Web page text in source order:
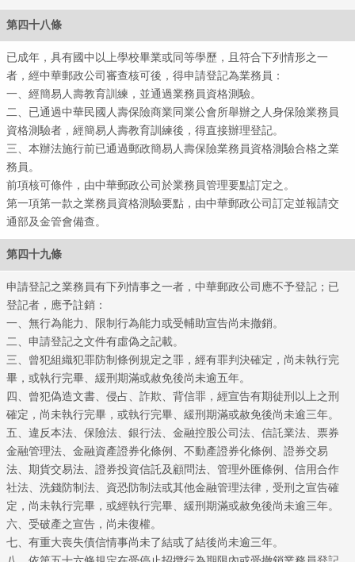
第四十八條
已成年，具有國中以上學校畢業或同等學歷，且符合下列情形之一
者，經中華郵政公司審查核可後，得申請登記為業務員：
一、經簡易人壽教育訓練，並通過業務員資格測驗。
二、已通過中華民國人壽保險商業同業公會所舉辦之人身保險業務員
資格測驗者，經簡易人壽教育訓練後，得直接辦理登記。
三、本辦法施行前已通過郵政簡易人壽保險業務員資格測驗合格之業
務員。
前項核可條件，由中華郵政公司於業務員管理要點訂定之。
第一項第一款之業務員資格測驗要點，由中華郵政公司訂定並報請交
通部及金管會備查。
第四十九條
申請登記之業務員有下列情事之一者，中華郵政公司應不予登記；已
登記者，應予註銷：
一、無行為能力、限制行為能力或受輔助宣告尚未撤銷。
二、申請登記之文件有虛偽之記載。
三、曾犯組織犯罪防制條例規定之罪，經有罪判決確定，尚未執行完
畢，或執行完畢、緩刑期滿或赦免後尚未逾五年。
四、曾犯偽造文書、侵占、詐欺、背信罪，經宣告有期徒刑以上之刑
確定，尚未執行完畢，或執行完畢、緩刑期滿或赦免後尚未逾三年。
五、違反本法、保險法、銀行法、金融控股公司法、信託業法、票券
金融管理法、金融資產證券化條例、不動產證券化條例、證券交易
法、期貨交易法、證券投資信託及顧問法、管理外匯條例、信用合作
社法、洗錢防制法、資恐防制法或其他金融管理法律，受刑之宣告確
定，尚未執行完畢，或經執行完畢、緩刑期滿或赦免後尚未逾三年。
六、受破產之宣告，尚未復權。
七、有重大喪失債信情事尚未了結或了結後尚未逾三年。